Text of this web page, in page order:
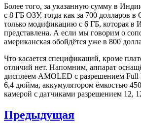
Более того, за указанную сумму в
с 8 ГБ ОЗУ, тогда как за 700 долларов
только модификацию с 6 ГБ, которая в
представлена. А если мы говорим о
американская обойдётся уже в 800
Что касается спецификаций, кроме
отличий нет. Напомним, аппарат
дисплеем AMOLED с разрешением
6,4 дюйма, аккумулятором ёмкостью
камерой с датчиками разрешением 12,
Навигация
Предыдущая